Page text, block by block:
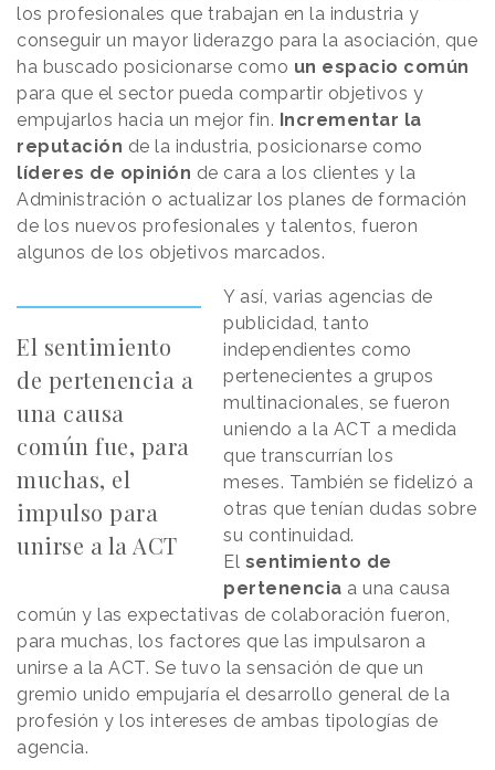
los profesionales que trabajan en la industria y
conseguir un mayor liderazgo para la asociación, que
ha buscado posicionarse como un espacio común
para que el sector pueda compartir objetivos y
empujarlos hacia un mejor fin. Incrementar la
reputación de la industria, posicionarse como
líderes de opinión de cara a los clientes y la
Administración o actualizar los planes de formación
de los nuevos profesionales y talentos, fueron
algunos de los objetivos marcados.
El sentimiento
de pertenencia a
una causa
común fue, para
muchas, el
impulso para
unirse a la ACT
Y así, varias agencias de
publicidad, tanto
independientes como
pertenecientes a grupos
multinacionales, se fueron
uniendo a la ACT a medida
que transcurrían los
meses. También se fidelizó a
otras que tenían dudas sobre
su continuidad.
El sentimiento de
pertenencia a una causa
común y las expectativas de colaboración fueron,
para muchas, los factores que las impulsaron a
unirse a la ACT. Se tuvo la sensación de que un
gremio unido empujaría el desarrollo general de la
profesión y los intereses de ambas tipologías de
agencia.